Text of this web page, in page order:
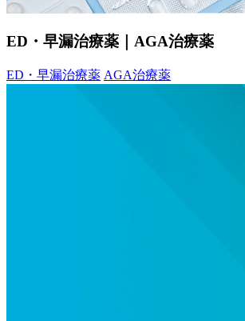
ED・早漏治療薬｜ AGA治療薬
ED・早漏治療薬 AGA治療薬